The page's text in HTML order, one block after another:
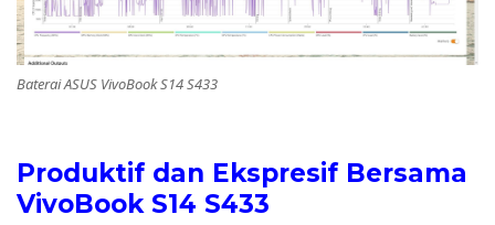
Baterai ASUS VivoBook S14 S433
Produktif dan Ekspresif Bersama
VivoBook S14 S433